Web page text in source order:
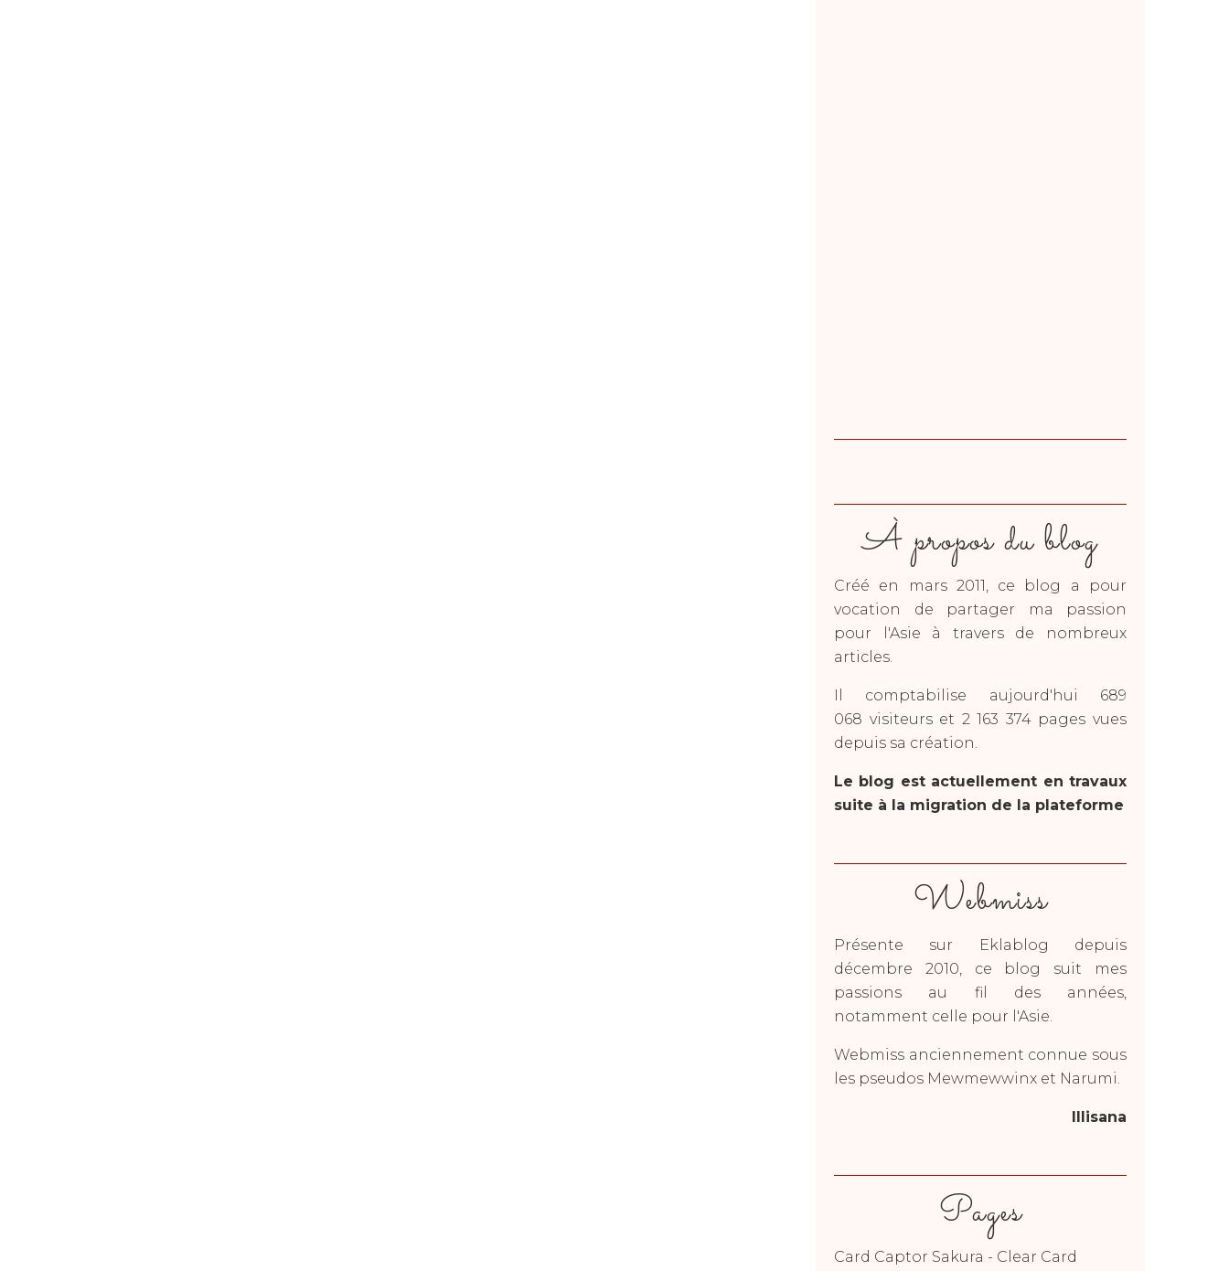
Pages
Card Captor Sakura - Clear Card
À propos du blog
Créé en mars 2011, ce blog a pour
vocation de partager ma passion
pour l'Asie à travers de nombreux
articles.
Il comptabilise aujourd'hui 689
068 visiteurs et 2 163 374 pages vues
depuis sa création.
Le blog est actuellement en travaux
suite à la migration de la plateforme
Webmiss
Présente sur Eklablog depuis
décembre 2010, ce blog suit mes
passions au fil des années,
notamment celle pour l'Asie.
Webmiss anciennement connue sous
les pseudos Mewmewwinx et Narumi.
Illisana